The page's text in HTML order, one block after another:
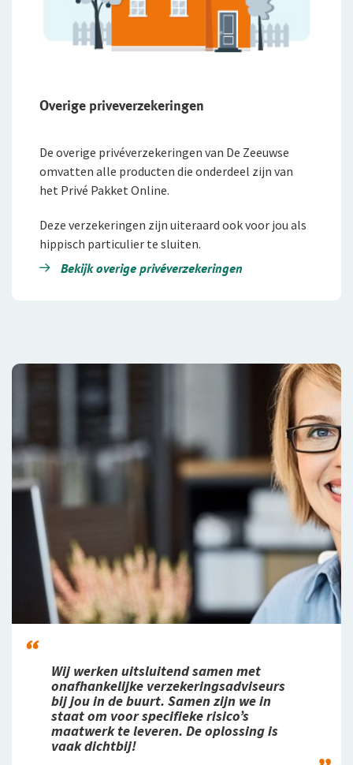
Overige priveverzekeringen
De overige privéverzekeringen van De Zeeuwse
omvatten alle producten die onderdeel zijn van
het Privé Pakket Online.
Deze verzekeringen zijn uiteraard ook voor jou als
hippisch particulier te sluiten.
Bekijk overige privéverzekeringen
Wij werken uitsluitend samen met
onafhankelijke verzekeringsadviseurs
bij jou in de buurt. Samen zijn we in
staat om voor specifieke risico’s
maatwerk te leveren. De oplossing is
vaak dichtbij!